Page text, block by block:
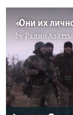
byРадио
No